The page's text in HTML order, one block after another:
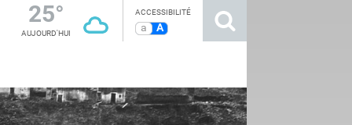
25°
AUJOURD'HUI
ACCESSIBILITÉ
a A